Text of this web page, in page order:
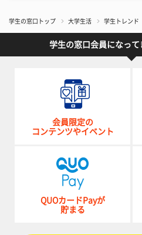
学生の窓口トップ 大学生活 学生トレンド
学生の窓口会員になって
会員限定の
コンテンツやイベント
QUOカードPayが
貯まる